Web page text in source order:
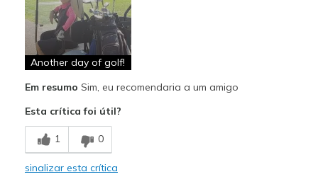
Attractive Design
Comfortable
Durable
Stylish
Very sturdy and fit well.
Melhores utilizações
Golf
Another day of golf!
Em resumo Sim, eu recomendaria a um amigo
Esta crítica foi útil?
1 0
sinalizar esta crítica